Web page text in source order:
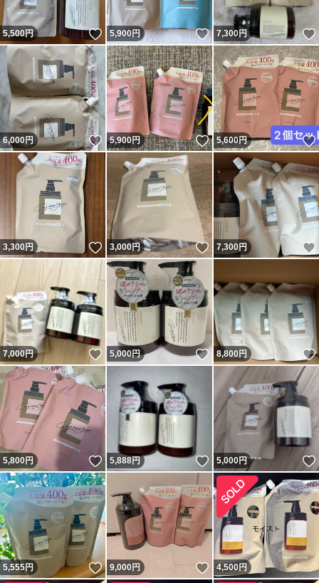
5,500円 いいね！
5,900円 いいね！
7,300円
6,000円 いいね！
5,900円 いいね！
5,600円
3,300円 いいね！
3,000円 いいね！
7,300円
7,000円 いいね！
5,000円 いいね！
8,800円
5,800円 いいね！
5,888円 いいね！
5,000円
5,555円 いいね！
9,000円 いいね！
4,500円